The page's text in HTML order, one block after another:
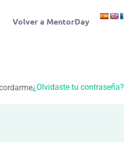
Volver a MentorDay
¿Olvidaste tu contraseña?